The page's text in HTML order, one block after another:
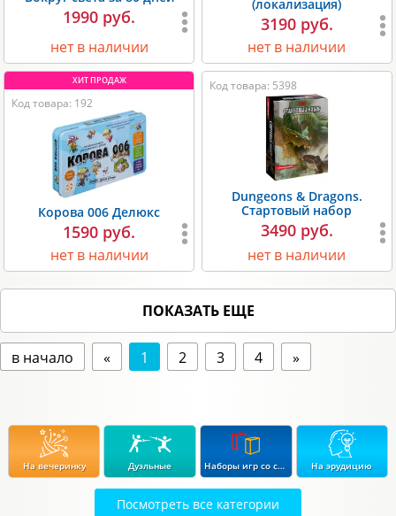
1990 руб.
нет в наличии
(локализация)
3190 руб.
нет в наличии
Код товара: 192
Корова 006 Делюкс
1590 руб.
нет в наличии
Код товара: 5398
Dungeons & Dragons.
Стартовый набор
3490 руб.
нет в наличии
ПОКАЗАТЬ ЕЩЕ
в начало « 1 2 3 4 »
Дуэльные Наборы игр со скидкой до 15% На эрудицию
На вечеринку
Посмотреть все категории